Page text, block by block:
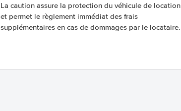
La caution assure la protection du véhicule de location
et permet le règlement immédiat des frais
supplémentaires en cas de dommages par le locataire.